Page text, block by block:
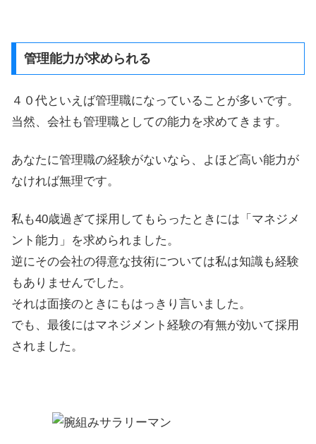
管理能力が求められる
４０代といえば管理職になっていることが多いです。
当然、会社も管理職としての能力を求めてきます。
あなたに管理職の経験がないなら、よほど高い能力が
なければ無理です。
私も40歳過ぎて採用してもらったときには「マネジメ
ント能力」を求められました。
逆にその会社の得意な技術については私は知識も経験
もありませんでした。
それは面接のときにもはっきり言いました。
でも、最後にはマネジメント経験の有無が効いて採用
されました。